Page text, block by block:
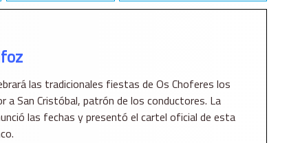
las tradicionales fiestas de Os Choferes los
San Cristóbal, patrón de los conductores. La
las fechas y presentó el cartel oficial de esta